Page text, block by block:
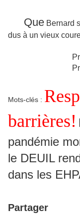
Que Bernard
dus à un vieux
Mots-clés :
barrières!
pandémie
le DEUIL
dans les
Partager